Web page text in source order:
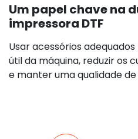
Um papel chave na
impressora DTF
Usar acessórios
útil da máquina, reduzir os
e manter uma qualidade